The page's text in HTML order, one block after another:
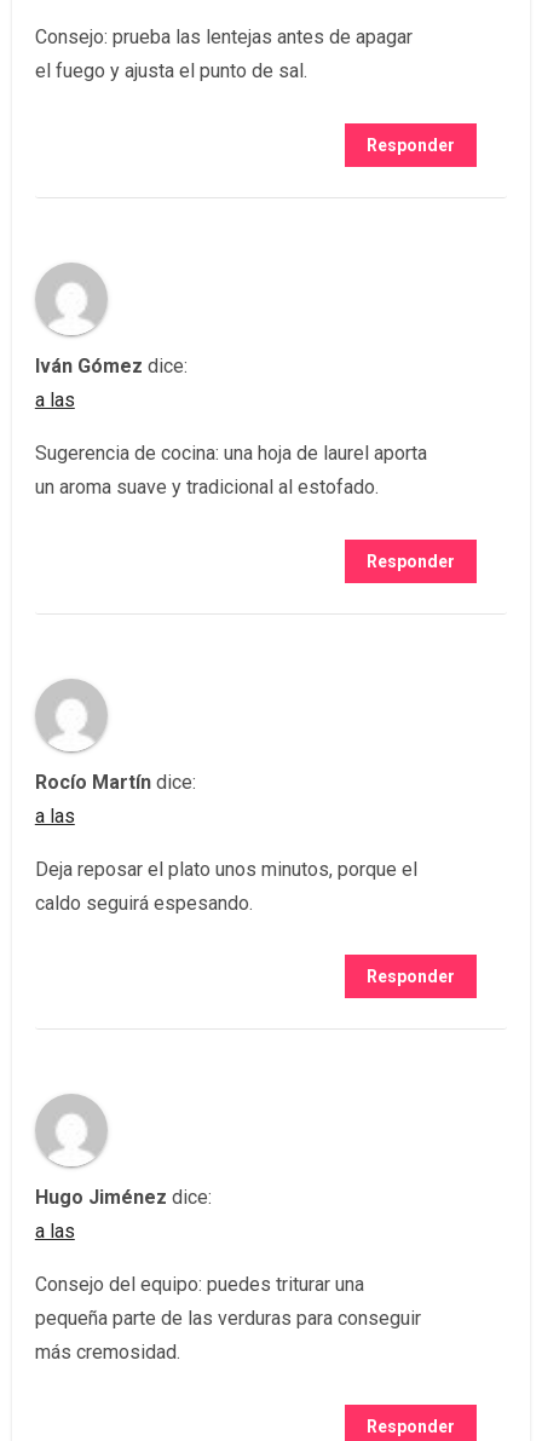
Consejo: prueba las lentejas antes de apagar
el fuego y ajusta el punto de sal.
Responder
Iván Gómez dice:
a las
Sugerencia de cocina: una hoja de laurel aporta
un aroma suave y tradicional al estofado.
Responder
Rocío Martín dice:
a las
Deja reposar el plato unos minutos, porque el
caldo seguirá espesando.
Responder
Hugo Jiménez dice:
a las
Consejo del equipo: puedes triturar una
pequeña parte de las verduras para conseguir
más cremosidad.
Responder